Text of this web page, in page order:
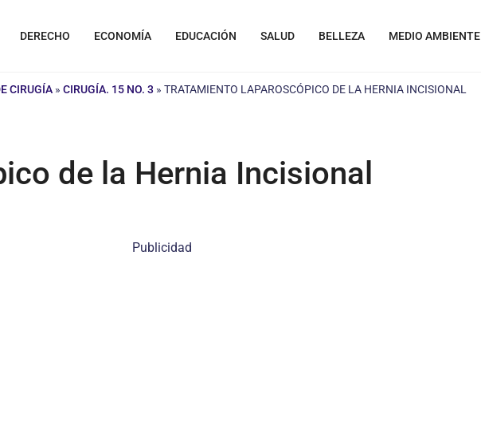
DERECHO ECONOMÍA EDUCACIÓN SALUD BELLEZA MEDIO AMBIENTE
CIRUGÍA » CIRUGÍA. 15 NO. 3 » TRATAMIENTO LAPAROSCÓPICO DE LA HERNIA INCISIONAL
de la Hernia Incisional
Publicidad